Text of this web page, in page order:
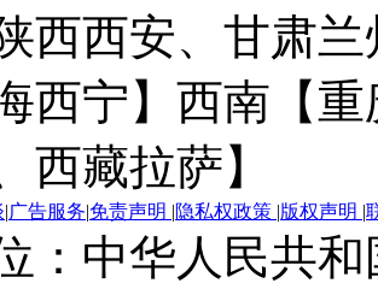
西西安、甘肃
西宁】 西南【
西藏拉萨】
|广告服务|免责声明 |隐私权政策 |版权声明 |
：中华人民共